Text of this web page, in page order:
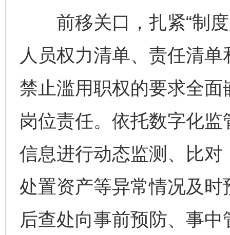
前移关口，扎紧“制度
人员权力清单、责任清
禁止滥用职权的要求全
岗位责任。依托数字化
信息进行动态监测、比
处置资产等异常情况及
后查处向事前预防、事中